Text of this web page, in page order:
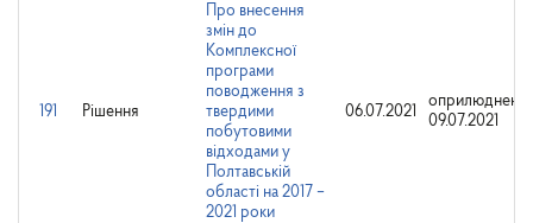
191 Рішення
Про внесення
змін до
Комплексної
програми
поводження з
твердими
побутовими
відходами у
Полтавській
області на 2017 –
2021 роки
06.07.2021
оприлюднено:
09.07.2021